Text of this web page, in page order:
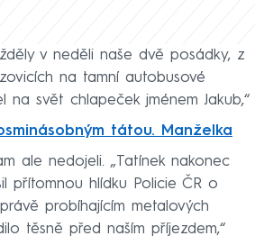
v neděli naše dvě posádky, z
na tamní autobusové
svět chlapeček jménem Jakub,“
tátou. Manželka
ale nedojeli. „Tatínek nakonec
přítomnou hlídku Policie ČR o
probíhajícím metalových
těsně před naším příjezdem,“